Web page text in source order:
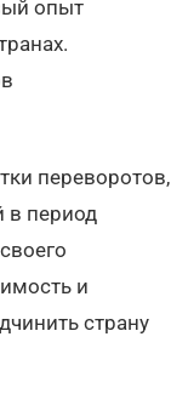
опыт
переворотов,
в период
и
страну